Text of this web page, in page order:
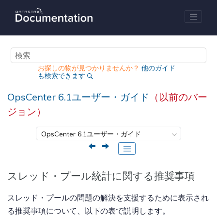
メインコンテンツにジャンプ
お探しの物が見つかりませんか？他のガイド
も検索できます
OpsCenter 6.1ユーザー・ガイド （以前のバー
ジョン）
スレッド・プール統計に関する推奨事項
スレッド・プールの問題の解決を支援するために表示され
る推奨事項について、以下の表で説明します。